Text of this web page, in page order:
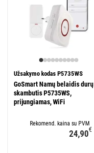
Užsakymo kodas P5735WS
GoSmart Namų belaidis durų
skambutis P5735WS,
prijungiamas, WiFi
Rekomend. kaina su PVM
24,90€